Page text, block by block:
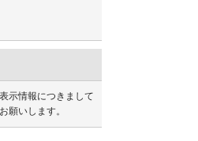
示情報につきまして
願いします。